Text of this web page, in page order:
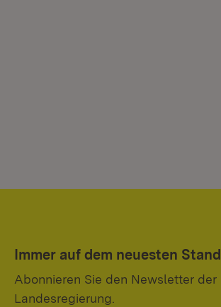
Immer auf dem neuesten Stand
Abonnieren Sie den Newsletter der
Landesregierung.